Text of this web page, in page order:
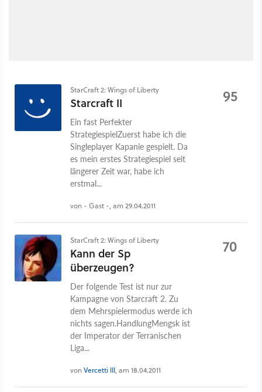
StarCraft 2: Wings of Liberty
Starcraft II
Ein fast Perfekter
StrategiespielZuerst habe ich die
Singleplayer Kapanie gespielt. Da
es mein erstes Strategiespiel seit
längerer Zeit war, habe ich
erstmal...
von - Gast -, am 29.04.2011
95
StarCraft 2: Wings of Liberty
Kann der Sp
überzeugen?
Der folgende Test ist nur zur
Kampagne von Starcraft 2. Zu
dem Mehrspielermodus werde ich
nichts sagen.HandlungMengsk ist
der Imperator der Terranischen
Liga...
vonVercetti III, am 18.04.2011
70